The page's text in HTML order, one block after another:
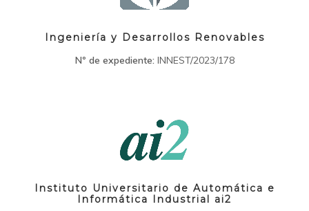
Ingeniería y Desarrollos Renovables
Nº de expediente: INNEST/2023/178
Instituto Universitario de Automática e
Informática Industrial ai2